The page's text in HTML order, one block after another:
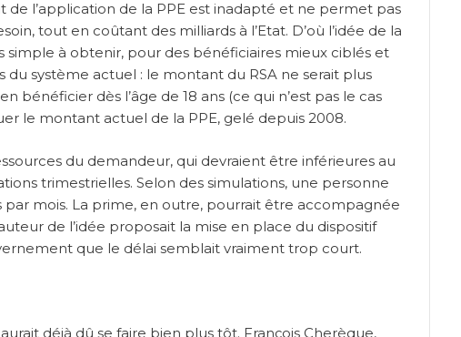
l’application de la PPE est inadapté et ne permet pas
tout en coûtant des milliards à l’Etat. D’où l’idée de la
simple à obtenir, pour des bénéficiaires mieux ciblés et
système actuel : le montant du RSA ne serait plus
dès l’âge de 18 ans (ce qui n’est pas le cas
le montant actuel de la PPE, gelé depuis 2008.
du demandeur, qui devraient être inférieures au
trimestrielles. Selon des simulations, une personne
par mois. La prime, en outre, pourrait être accompagnée
de l’idée proposait la mise en place du dispositif
que le délai semblait vraiment trop court.
déjà dû se faire bien plus tôt. François Cherèque,